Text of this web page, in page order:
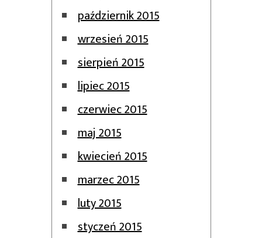
październik 2015
wrzesień 2015
sierpień 2015
lipiec 2015
czerwiec 2015
maj 2015
kwiecień 2015
marzec 2015
luty 2015
styczeń 2015